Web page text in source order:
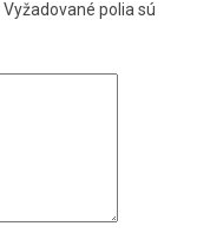
Vyžadované polia sú